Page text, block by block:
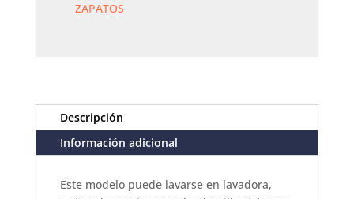
ZAPATOS
Descripción
Información adicional
Este modelo puede lavarse en lavadora,